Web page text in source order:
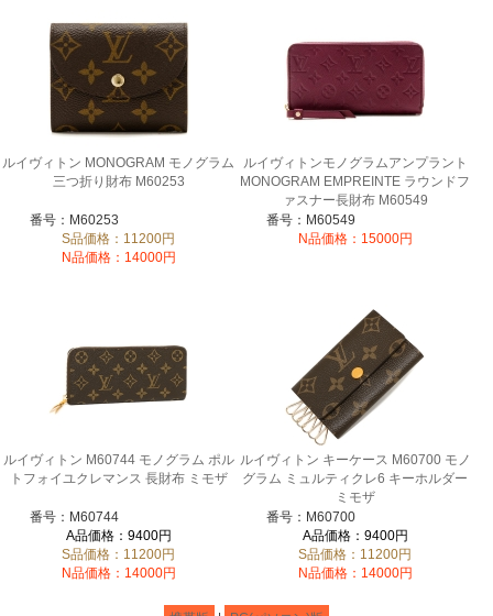
ルイヴィトン MONOGRAM モノグラム
三つ折り財布 M60253
番号：M60253
S品価格：11200円
N品価格：14000円
ルイヴィトンモノグラムアンプラント
MONOGRAM EMPREINTE ラウンドフ
ァスナー長財布 M60549
番号：M60549
N品価格：15000円
ルイヴィトン M60744 モノグラム ポル
トフォイユクレマンス 長財布 ミモザ
番号：M60744
A品価格：9400円
S品価格：11200円
N品価格：14000円
ルイヴィトン キーケース M60700 モノ
グラム ミュルティクレ6 キーホルダー
ミモザ
番号：M60700
A品価格：9400円
S品価格：11200円
N品価格：14000円